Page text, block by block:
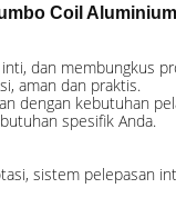
Coil
dan membungkus
aman dan praktis.
kebutuhan
spesifik Anda.
sistem pelepasan